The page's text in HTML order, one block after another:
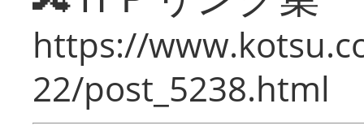
https://
22/post_5238.html